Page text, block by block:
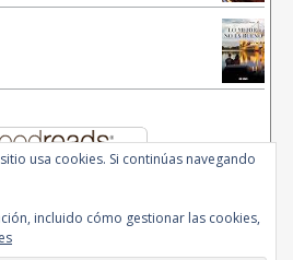
usa cookies. Si continúas navegando
incluido cómo gestionar las cookies,